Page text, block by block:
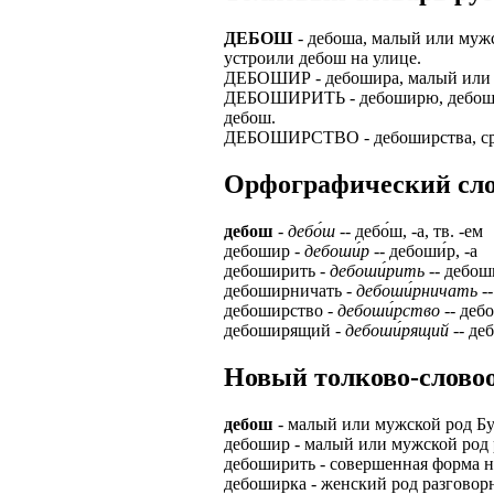
ПРОЦЕСС
приглашение
работодателем
Лицензия по
ВОЗМОЖНО
Также смотрите
А также
упаковщик,
# работа за
# работа за
#
ЗАДАЧИ
Доставлять
Подписывать
картами банка.
установке
Пожалуйста,
Опыт не нужен,
региональный
курьер
В таких
А также в
В
ДЕБОШ - дебоша, малый или
устроили дебош на улице.
ДЕБОШИР - дебошира, малый или
ДЕБОШИРИТЬ - дебоширю,
дебош.
ДЕБОШИРСТВО - дебоширства,
Орфографический
дебош - дебо́ш -- дебо́ш, -а, тв. -ем
дебошир - дебоши́р -- дебоши́р, -а
дебоширить - дебоши́рить --
дебоширничать - дебоши́рничать
дебоширство - дебоши́рство --
дебоширящий - дебоши́рящий --
Новый толково-
дебош - малый или мужской род
дебошир - малый или мужской род
дебоширить - совершенная форма
дебоширка - женский род